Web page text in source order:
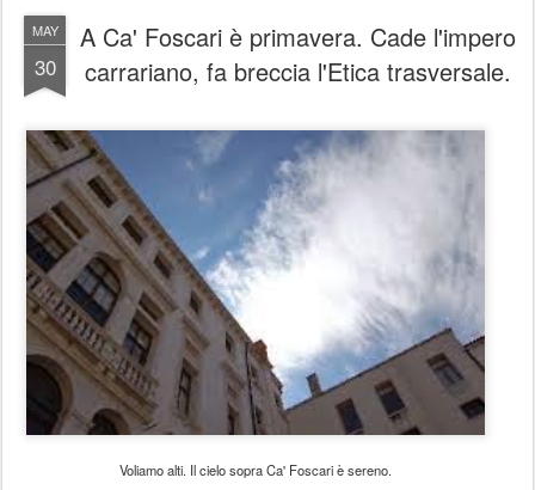
MAY
30
A Ca' Foscari è primavera. Cade l'impero
carrariano, fa breccia l'Etica trasversale.
Voliamo alti. Il cielo sopra Ca' Foscari è sereno.